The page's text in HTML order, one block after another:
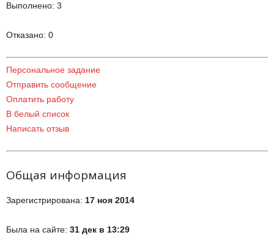
Выполнено: 3
Отказано: 0
Персональное задание
Отправить сообщение
Оплатить работу
В белый список
Написать отзыв
Общая информация
Зарегистрирована: 17 ноя 2014
Была на сайте: 31 дек в 13:29